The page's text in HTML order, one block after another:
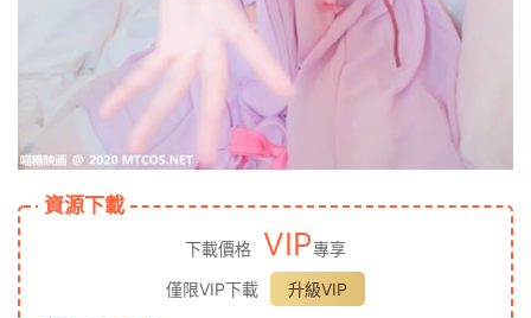
資源下載
下載價格 VIP專享
僅限VIP下載
升級VIP